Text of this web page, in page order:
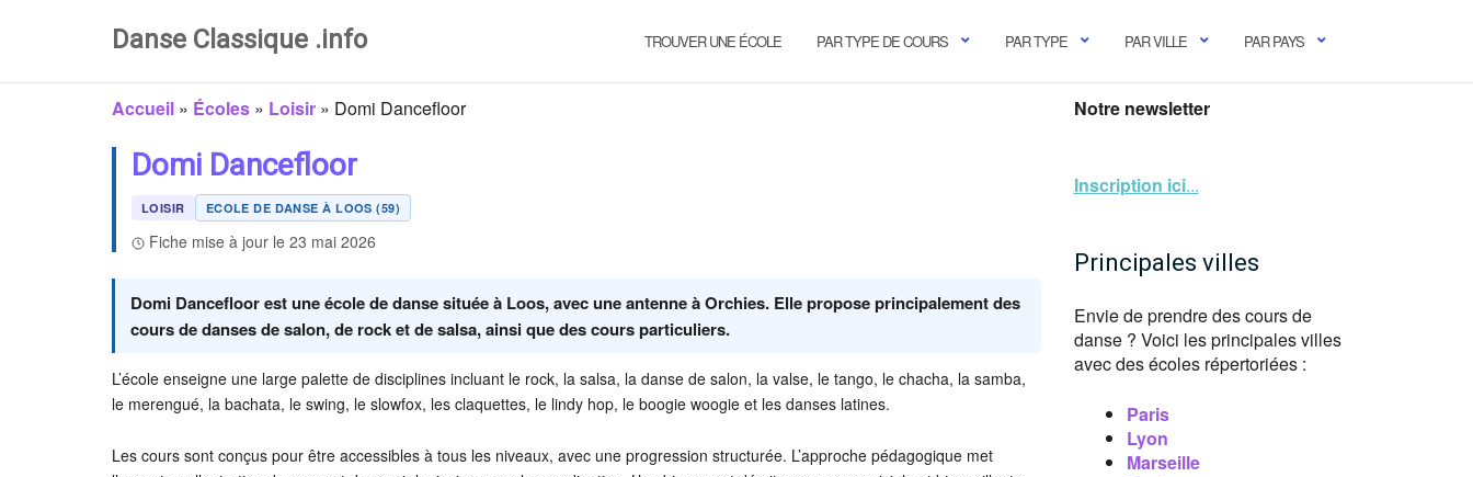
Danse Classique .info TROUVER UNE ÉCOLE PAR TYPE DE COURS PAR TYPE PAR VILLE PAR PAYS
Accueil » Écoles » Loisir » Domi Dancefloor
Domi Dancefloor
LOISIR ECOLE DE DANSE À LOOS (59)
Fiche mise à jour le 23 mai 2026
Domi Dancefloor est une école de danse située à Loos, avec une antenne à Orchies. Elle propose principalement des
cours de danses de salon, de rock et de salsa, ainsi que des cours particuliers.
L’école enseigne une large palette de disciplines incluant le rock, la salsa, la danse de salon, la valse, le tango, le chacha, la samba,
le merengué, la bachata, le swing, le slowfox, les claquettes, le lindy hop, le boogie woogie et les danses latines.
Les cours sont conçus pour être accessibles à tous les niveaux, avec une progression structurée. L’approche pédagogique met
Notre newsletter
Inscription ici...
Principales villes
Envie de prendre des cours de
danse ? Voici les principales villes
avec des écoles répertoriées :
Paris
Lyon
Marseille